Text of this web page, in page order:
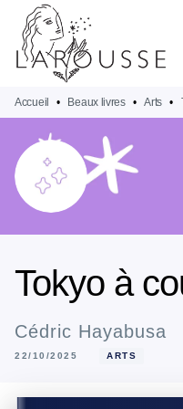
MENU
PIED DE PAGE
Accueil • Beaux livres • Arts •
Tokyo à
Cédric Hayabusa
22/10/2025 ARTS